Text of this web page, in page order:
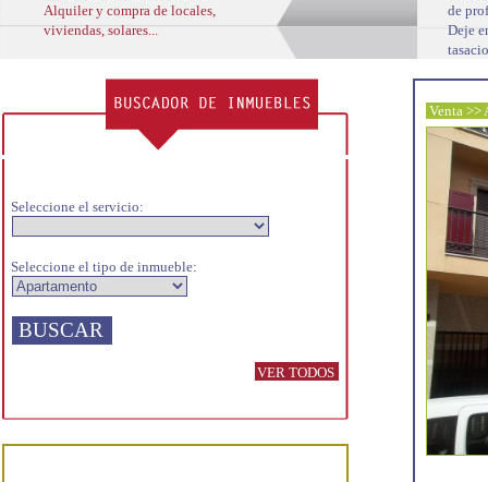
Alquiler y compra de locales,
viviendas, solares...
de
Deje
Seleccione el servicio:
Seleccione el tipo de inmueble:
VER TODOS
Venta >>